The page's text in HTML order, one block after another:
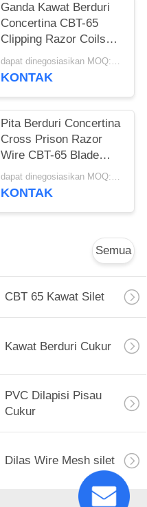
Ganda Kawat Berduri
Concertina CBT-65
Clipping Razor Coils
Spiral Coils
dapat dinegosiasikan MOQ:4 ton
KONTAK
Pita Berduri Concertina
Cross Prison Razor
Wire CBT-65 Blade
Panjang
dapat dinegosiasikan MOQ:1 ton
KONTAK
Semua
CBT 65 Kawat Silet
Kawat Berduri Cukur
PVC Dilapisi Pisau
Cukur
Dilas Wire Mesh silet